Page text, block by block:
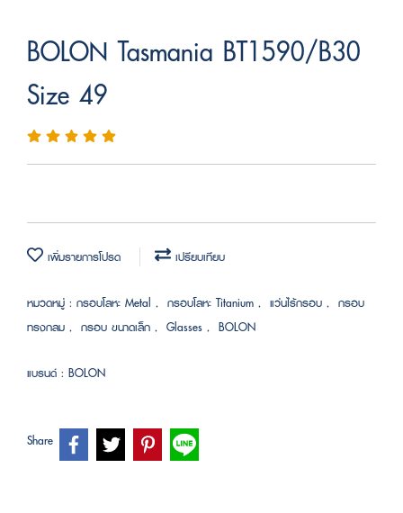
BOLON Tasmania BT1590/B30
Size 49
เพิ่มรายการโปรด เปรียบเทียบ
หมวดหมู่ : กรอบโลหะ Metal , กรอบโลหะ Titanium , แว่นไร้กรอบ , กรอบ
ทรงกลม , กรอบ ขนาดเล็ก , Glasses , BOLON
แบรนด์ : BOLON
Share